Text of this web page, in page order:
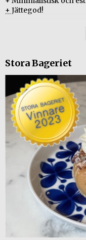
+ Jättegod!
Ej betygsatt. Kom
Stora Bageriet